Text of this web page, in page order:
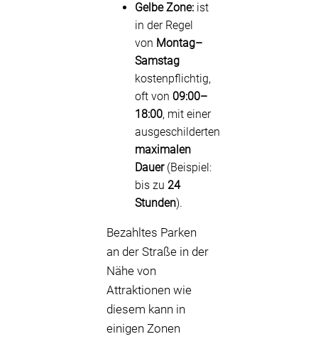
Gelbe Zone: ist
in der Regel
von Montag–
Samstag
kostenpflichtig,
oft von 09:00–
18:00, mit einer
ausgeschilderten
maximalen
Dauer(Beispiel:
bis zu 24
Stunden).
Bezahltes Parken
an der Straße in der
Nähe von
Attraktionen wie
diesem kann in
einigen Zonen